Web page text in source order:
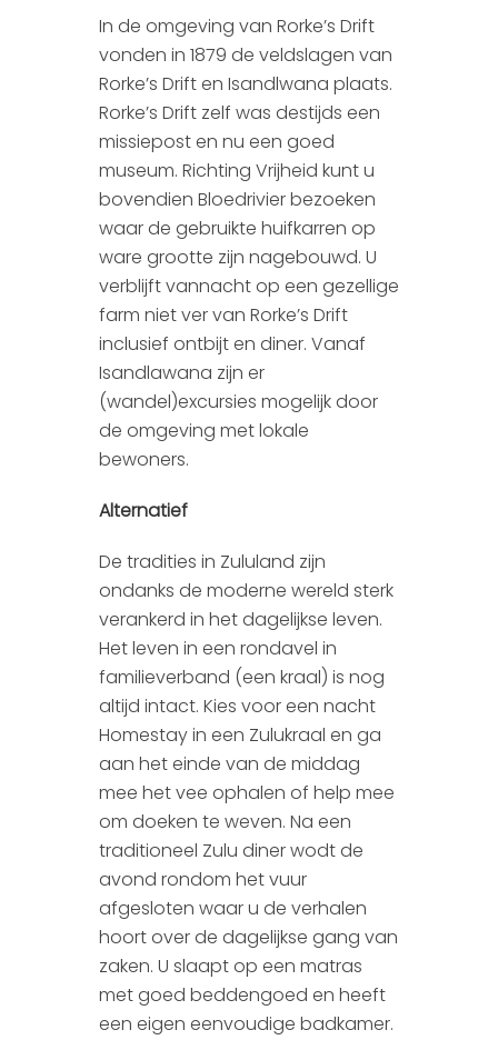
In de omgeving van Rorke’s Drift
vonden in 1879 de veldslagen van
Rorke’s Drift en Isandlwana plaats.
Rorke’s Drift zelf was destijds een
missiepost en nu een goed
museum. Richting Vrijheid kunt u
bovendien Bloedrivier bezoeken
waar de gebruikte huifkarren op
ware grootte zijn nagebouwd. U
verblijft vannacht op een gezellige
farm niet ver van Rorke’s Drift
inclusief ontbijt en diner. Vanaf
Isandlawana zijn er
(wandel)excursies mogelijk door
de omgeving met lokale
bewoners.
Alternatief
De tradities in Zululand zijn
ondanks de moderne wereld sterk
verankerd in het dagelijkse leven.
Het leven in een rondavel in
familieverband (een kraal) is nog
altijd intact. Kies voor een nacht
Homestay in een Zulukraal en ga
aan het einde van de middag
mee het vee ophalen of help mee
om doeken te weven. Na een
traditioneel Zulu diner wodt de
avond rondom het vuur
afgesloten waar u de verhalen
hoort over de dagelijkse gang van
zaken. U slaapt op een matras
met goed beddengoed en heeft
een eigen eenvoudige badkamer.